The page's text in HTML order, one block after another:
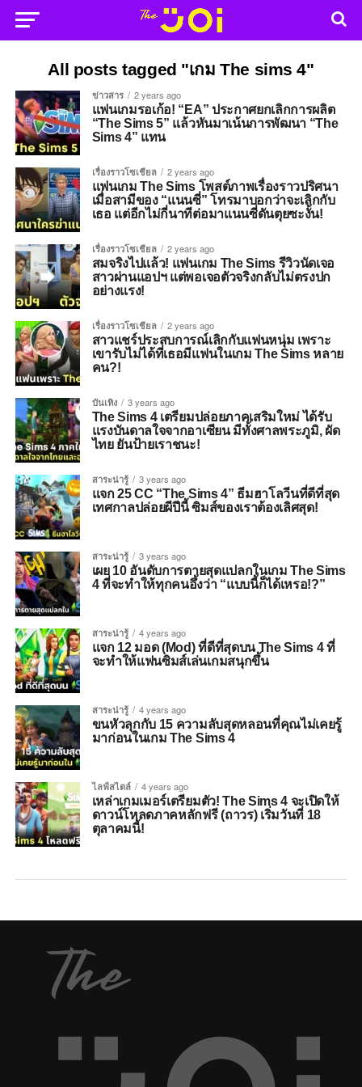
All posts tagged "เกม The sims 4"
ข่าวสาร 2 years ago
แฟนเกมรอเก้อ! “EA” ประกาศยกเลิกการผลิต
“The Sims 5” แล้วหันมาเน้นการพัฒนา “The
Sims 4” แทน
เรื่องราวโซเชียล 2 years ago
แฟนเกม The Sims โพสต์ภาพเรื่องราวปริศนา
เมื่อสามีของ “แนนซี่” โทรมาบอกว่าจะเลิกกับ
เธอ แต่อีกไม่กี่นาทีต่อมาแนนซี่ดันตุยซะงั้น!
เรื่องราวโซเชียล 2 years ago
สมจริงไปแล้ว! แฟนเกม The Sims รีวิวนัดเจอ
สาวผ่านแอปฯ แต่พอเจอตัวจริงกลับไม่ตรงปก
อย่างแรง!
เรื่องราวโซเชียล 2 years ago
สาวแชร์ประสบการณ์เลิกกับแฟนหนุ่ม เพราะ
เขารับไม่ได้ที่เธอมีแฟนในเกม The Sims หลาย
คน?!
บันเทิง 3 years ago
The Sims 4 เตรียมปล่อยภาคเสริมใหม่ ได้รับ
แรงบันดาลใจจากอาเซียน มีทั้งศาลพระภูมิ, ผัด
ไทย ยันป้ายเราชนะ!
สาระน่ารู้ 3 years ago
แจก 25 CC “The Sims 4” ธีมฮาโลวีนที่ดีที่สุด
เทศกาลปล่อยผีปีนี้ ซิมส์ของเราต้องเลิศสุด!
สาระน่ารู้ 3 years ago
เผย 10 อันดับการตายสุดแปลกในเกม The Sims
4 ที่จะทำให้ทุกคนอึ้งว่า “แบบนี้ก็ได้เหรอ!?”
สาระน่ารู้ 4 years ago
แจก 12 มอด (Mod) ที่ดีที่สุดบน The Sims 4 ที่
จะทำให้แฟนซิมส์เล่นเกมสนุกขึ้น
สาระน่ารู้ 4 years ago
ขนหัวลุกกับ 15 ความลับสุดหลอนที่คุณไม่เคยรู้
มาก่อนในเกม The Sims 4
ไลฟ์สไตล์ 4 years ago
เหล่าเกมเมอร์เตรียมตัว! The Sims 4 จะเปิดให้
ดาวน์โหลดภาคหลักฟรี (ถาวร) เริ่มวันที่ 18
ตุลาคมนี้!